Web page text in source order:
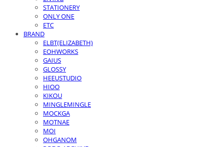
STATIONERY
ONLY ONE
ETC
BRAND
ELBT(ELIZABETH)
EOHWORKS
GAIUS
GLOSSY
HEEUSTUDIO
HIOO
KIKOU
MINGLEMINGLE
MOCKGA
MOTNAE
MOI
OHGANOM